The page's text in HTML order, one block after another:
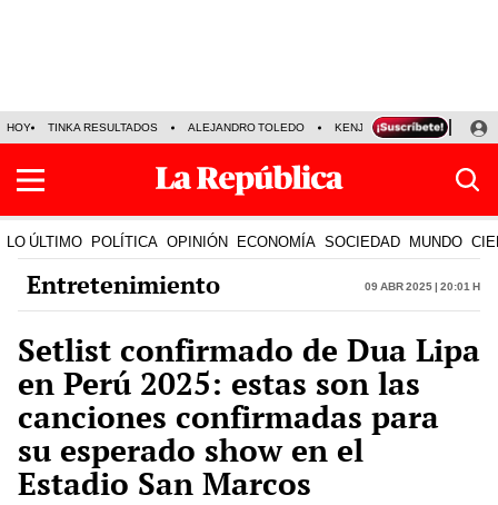
HOY TINKA RESULTADOS ALEJANDRO TOLEDO KENJI FUJIMORI
LO ÚLTIMO POLÍTICA OPINIÓN ECONOMÍA SOCIEDAD MUNDO
Entretenimiento 09 Abr 2025 | 20:01 h
Setlist confirmado de Dua Lipa
en Perú 2025: estas son las
canciones confirmadas para
su esperado show en el
Estadio San Marcos